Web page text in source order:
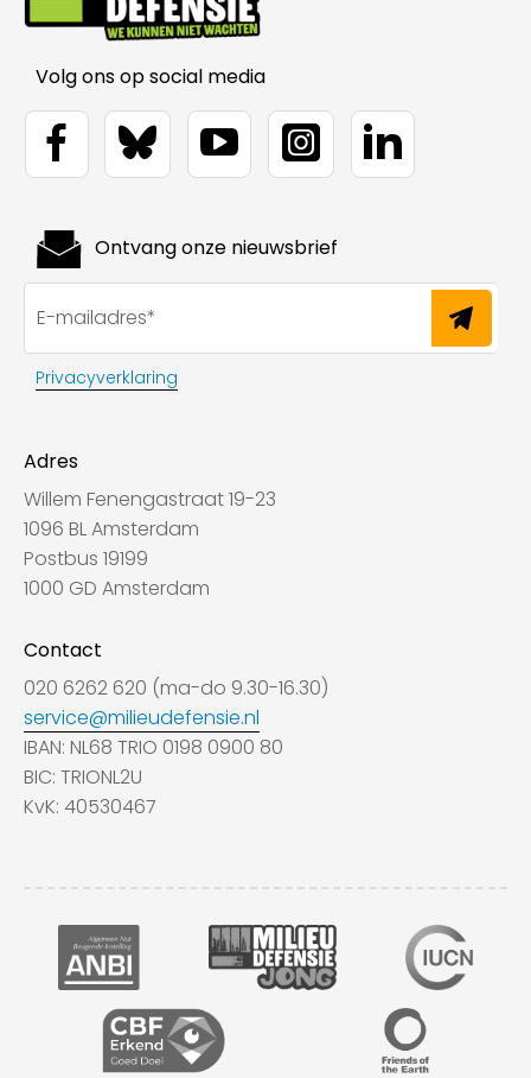
Volg ons op social media
Adres
Willem Fenengastraat 19-23
1096 BL Amsterdam
Postbus 19199
1000 GD Amsterdam
Contact
020 6262 620 (ma-do 9.30-16.30)
service@milieudefensie.nl
IBAN: NL68 TRIO 0198 0900 80
BIC: TRIONL2U
KvK: 40530467
Ontvang onze nieuwsbrief
Privacyverklaring